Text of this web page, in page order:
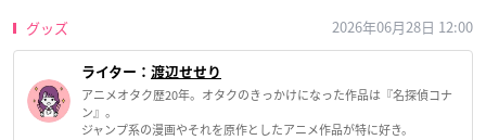
グッズ 2026年06月28日 12:00
ライター： 渡辺せせり
アニメオタク歴20年。オタクのきっかけになった作品は『名探偵コナ
ン』。
ジャンプ系の漫画やそれを原作としたアニメ作品が特に好き。